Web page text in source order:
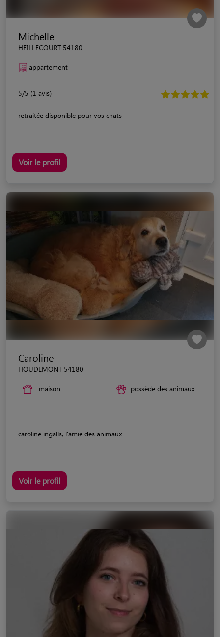
Michelle
HEILLECOURT 54180
appartement
5/5 (1 avis)
retraitée disponible pour vos chats
Voir le profil
Caroline
HOUDEMONT 54180
maison possède des animaux
caroline ingalls, l'amie des animaux
Voir le profil